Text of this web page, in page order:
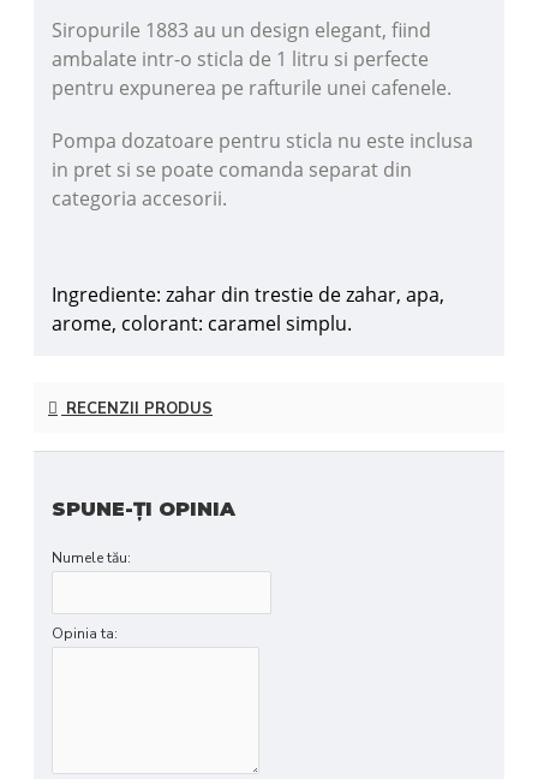
Siropurile 1883 au un design elegant, fiind
ambalate intr-o sticla de 1 litru si perfecte
pentru expunerea pe rafturile unei cafenele.
Pompa dozatoare pentru sticla nu este inclusa
in pret si se poate comanda separat din
categoria accesorii.
Ingrediente: zahar din trestie de zahar, apa,
arome, colorant: caramel simplu.
RECENZII PRODUS
SPUNE-ŢI OPINIA
Numele tău:
Opinia ta: